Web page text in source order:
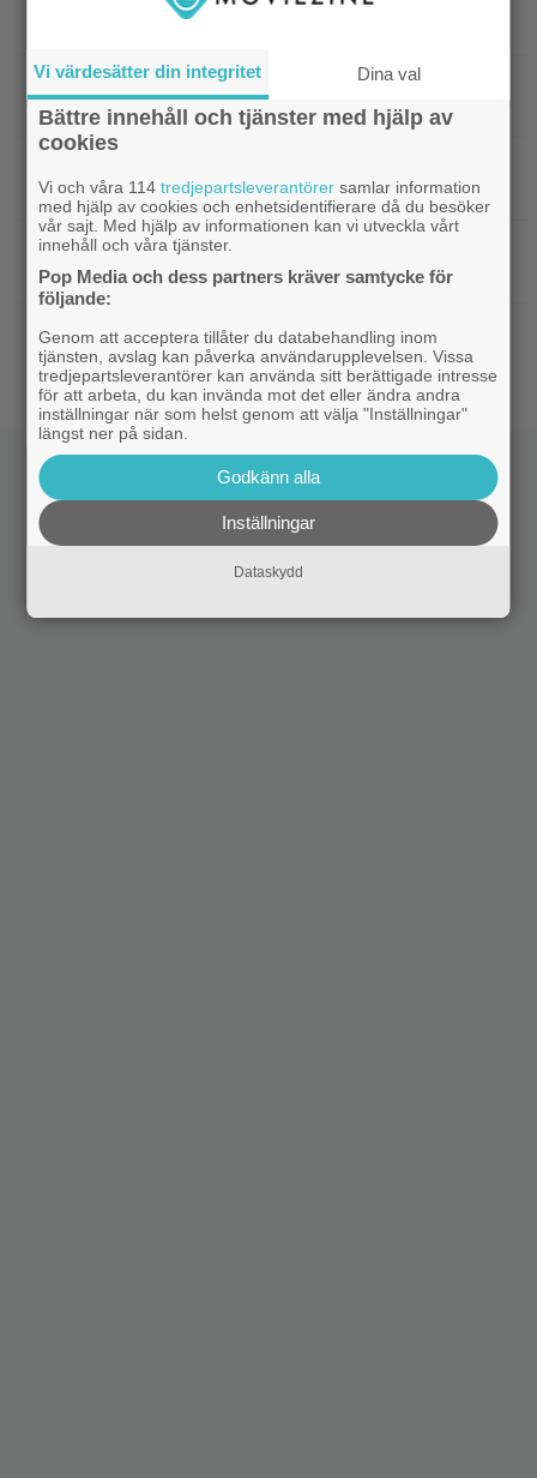
om bara 2 veckor
Bioaktuellt| ”Spider-Man: Brand New Day” tar
över som 2026 års största biofilm
på nytt – se trailern
Hollywood|Anya Taylor-Joy förklarar: ”Därför är
method actors bara män”
Netflix|Minns ni ”The Division”-filmen? Den kan
fortfarande bli verklighet
Vi värdesätter din integritet Dina val
Bättre innehåll och tjänster med hjälp av
cookies
Vi och våra 114tredjepartsleverantörer samlar information
med hjälp av cookies och enhetsidentifierare då du besöker
vår sajt. Med hjälp av informationen kan vi utveckla vårt
innehåll och våra tjänster.
Pop Media och dess partners kräver samtycke för
följande:
Genom att acceptera tillåter du databehandling inom
tjänsten, avslag kan påverka användarupplevelsen. Vissa
tredjepartsleverantörer kan använda sitt berättigade intresse
för att arbeta, du kan invända mot det eller ändra andra
inställningar när som helst genom att välja "Inställningar"
längst ner på sidan.
Godkänn alla
Inställningar
Dataskydd